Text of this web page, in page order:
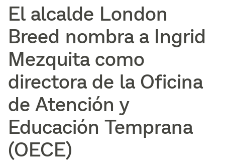
navegación​​
El alcalde London
Breed nombra a Ingrid
Mezquita como
directora de la Oficina
de Atención y
Educación Temprana
(OECE)​​